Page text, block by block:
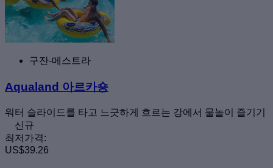
구잔-메스트라
Aqualand 아르카숑
워터 슬라이드를 타고 느긋하게 흐르는 강에서 물놀이 즐기기
신규
최저가격:
US$39.26